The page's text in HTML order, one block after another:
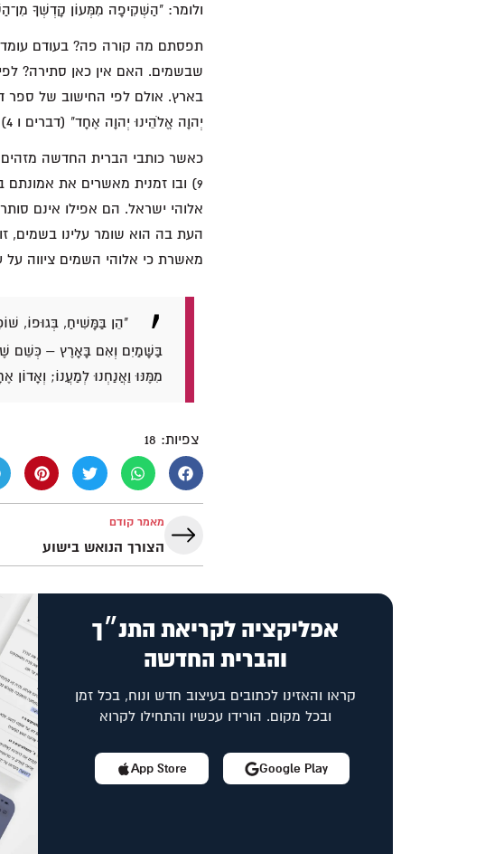
ולומר: "הַשְׁקִיפָה מִמְּעוֹן קָדְשְׁךָ
תפסתם מה קורה פה? בעודם
שבשמים. האם אין כאן סתירה?
בארץ. אולם לפי החישוב של ספר
יְהוָה אֱלֹהֵינוּ יְהוָה אֶחָד" (דברים ו 4).
אלוהי ישראל. הם אפילו אינם
העת בה הוא שומר עלינו בשמים,
מאשרת כי אלוהי השמים ציווה על
"הֵן בַּמָּשִׁיחַ, בְּגוּפוֹ,
בַּשָּׁמַיִם וְאִם בָּאָרֶץ – כְּשֵׁם
מִמֶּנּוּ וַאֲנַחְנוּ לְמַעֲנוֹ; וְאָדוֹן
צפיות: 18
מאמר קודם
הצורך הנואש בישוע
אפליקציה לקריאת התנ״ך
והברית החדשה
קראו והאזינו לכתובים בעיצוב חדש ונוח, בכל זמן
ובכל מקום. הורידו עכשיו והתחילו לקרוא
App Store Google Play